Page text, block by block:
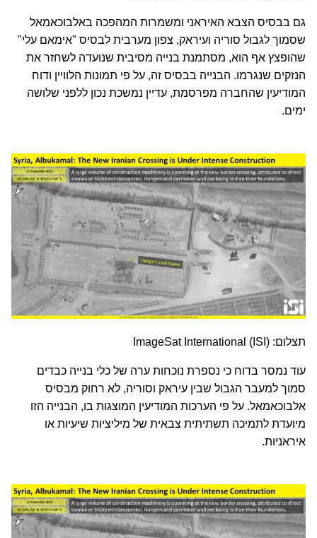
גם בבסיס הצבא האיראני ומשמרות המהפכה באלבוכאמאל
שסמוך לגבול סוריה ועיראק, צפון מערבית לבסיס "אימאם עלי"
שהופצץ אף הוא, מסתמנת בנייה מסיבית שנועדה לשחזר את
הנזקים שנגרמו. הבנייה בבסיס זה, על פי תמונות הלוויין ודוח
המודיעין שהחברה מפרסמת, עדיין נמשכת נכון ללפני שלושה
ימים.
תצלום: ImageSat International (ISI)
עוד נמסר בדוח כי נספרת נוכחות ערה של כלי בנייה כבדים
סמוך למעבר הגבול שבין עיראק וסוריה, לא רחוק מבסיס
אלבוכאמאל. על פי הערכות המודיעין המוצגות בו, הבנייה הזו
מיועדת לתמיכה תשתיתית צבאית של מיליציות שיעיות או
איראניות.